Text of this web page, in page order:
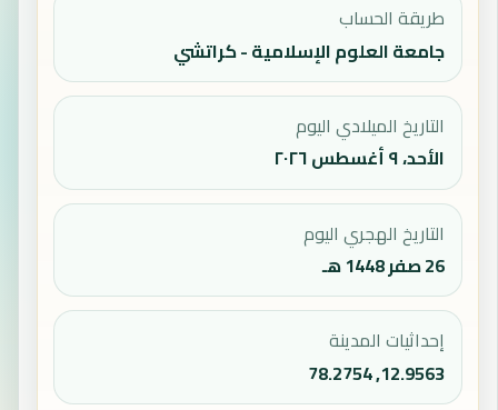
طريقة الحساب
جامعة العلوم الإسلامية - كراتشي
التاريخ الميلادي اليوم
الأحد، ٩ أغسطس ٢٠٢٦
التاريخ الهجري اليوم
26 صفر 1448 هـ
إحداثيات المدينة
12.9563, 78.2754